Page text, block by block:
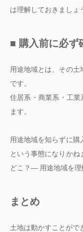
は理解しておきましょ
■ 購入前に必ず
用途地域とは、その
です。
住居系・商業系・工
ます。
用途地域を知らずに購
という事態になりか
どこ？― 用途地域を理
まとめ
土地は動かすことがで